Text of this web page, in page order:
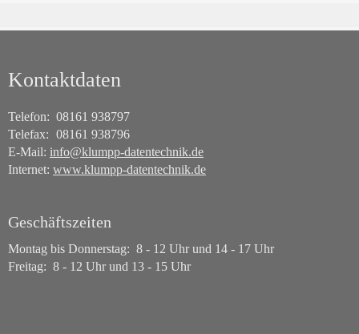
Kontaktdaten
Telefon: 08161 938797
Telefax: 08161 938796
E-Mail: info@klumpp-datentechnik.de
Internet: www.klumpp-datentechnik.de
Geschäftszeiten
Montag bis Donnerstag: 8 - 12 Uhr und 14 - 17 Uhr
Freitag: 8 - 12 Uhr und 13 - 15 Uhr